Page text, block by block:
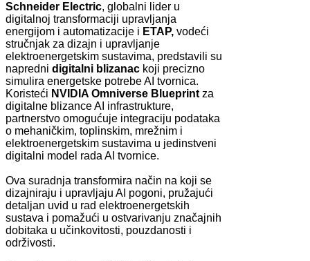
Schneider Electric, globalni lider u
digitalnoj transformaciji upravljanja
energijom i automatizacije i ETAP, vodeći
stručnjak za dizajn i upravljanje
elektroenergetskim sustavima, predstavili su
napredni digitalni blizanac koji precizno
simulira energetske potrebe AI tvornica.
Koristeći NVIDIA Omniverse Blueprint za
digitalne blizance AI infrastrukture,
partnerstvo omogućuje integraciju podataka
o mehaničkim, toplinskim, mrežnim i
elektroenergetskim sustavima u jedinstveni
digitalni model rada AI tvornice.
Ova suradnja transformira način na koji se
dizajniraju i upravljaju AI pogoni, pružajući
detaljan uvid u rad elektroenergetskih
sustava i pomažući u ostvarivanju značajnih
dobitaka u učinkovitosti, pouzdanosti i
održivosti.